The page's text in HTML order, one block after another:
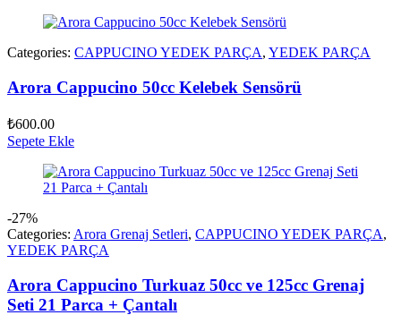
Categories: CAPPUCINO YEDEK PARÇA, YEDEK PARÇA
Arora Cappucino 50cc Kelebek Sensörü
₺600.00
Sepete Ekle
-27%
Categories: Arora Grenaj Setleri, CAPPUCINO YEDEK PARÇA,
YEDEK PARÇA
Arora Cappucino Turkuaz 50cc ve 125cc Grenaj
Seti 21 Parca + Çantalı